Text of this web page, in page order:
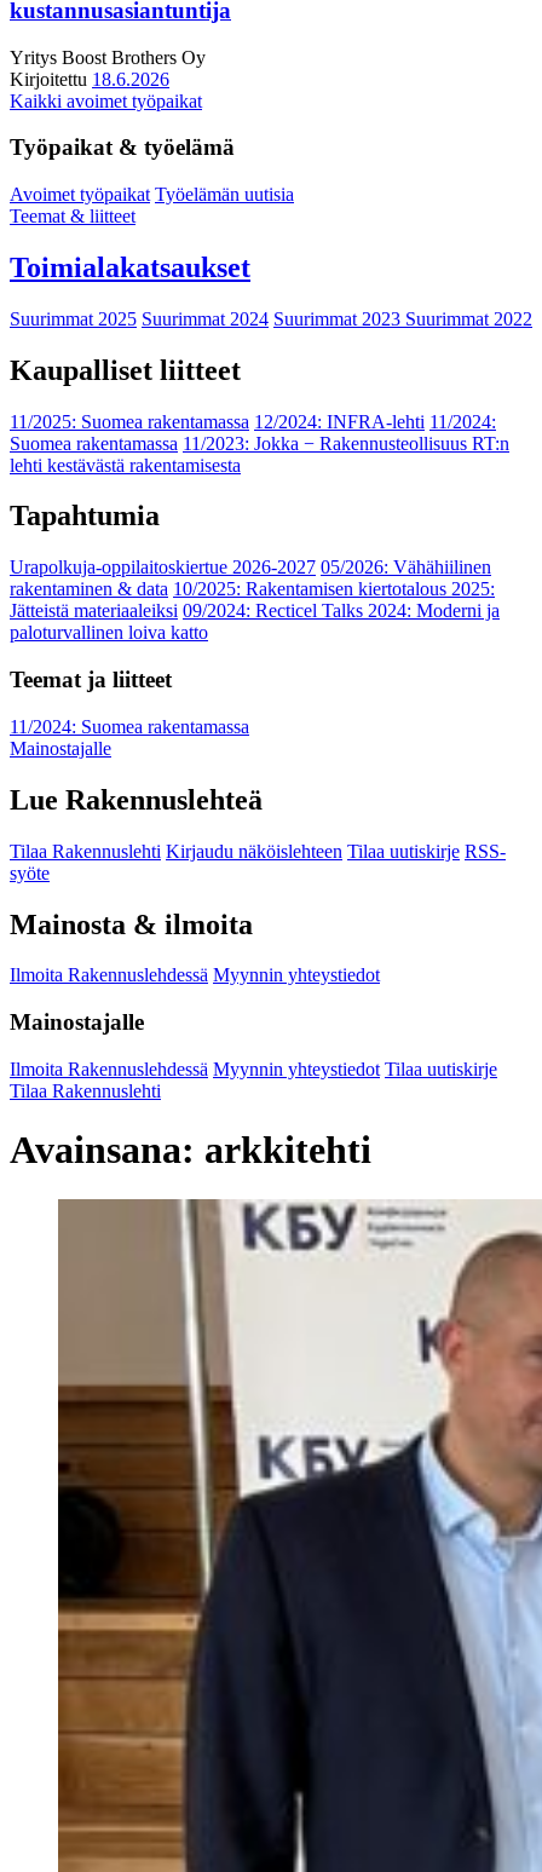
kustannusasiantuntija
Yritys Boost Brothers Oy
Kirjoitettu 18.6.2026
Kaikki avoimet työpaikat
Työpaikat & työelämä
Avoimet työpaikat Työelämän uutisia
Teemat & liitteet
Toimialakatsaukset
Suurimmat 2025 Suurimmat 2024 Suurimmat 2023 Suurimmat 2022
Kaupalliset liitteet
11/2025: Suomea rakentamassa 12/2024: INFRA-lehti 11/2024:
Suomea rakentamassa 11/2023: Jokka − Rakennusteollisuus RT:n
lehti kestävästä rakentamisesta
Tapahtumia
Urapolkuja-oppilaitoskiertue 2026-2027 05/2026: Vähähiilinen
rakentaminen & data 10/2025: Rakentamisen kiertotalous 2025:
Jätteistä materiaaleiksi 09/2024: Recticel Talks 2024: Moderni ja
paloturvallinen loiva katto
Teemat ja liitteet
11/2024: Suomea rakentamassa
Mainostajalle
Lue Rakennuslehteä
Tilaa Rakennuslehti Kirjaudu näköislehteen Tilaa uutiskirje RSS-
syöte
Mainosta & ilmoita
Ilmoita Rakennuslehdessä Myynnin yhteystiedot
Mainostajalle
Ilmoita Rakennuslehdessä Myynnin yhteystiedot Tilaa uutiskirje
Tilaa Rakennuslehti
Avainsana: arkkitehti